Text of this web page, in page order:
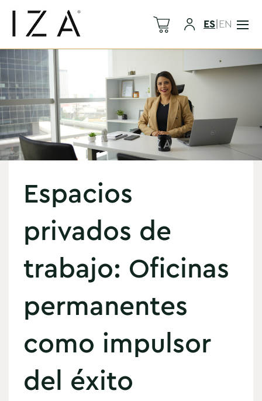
ES|EN
Espacios
privados de
trabajo: Oficinas
permanentes
como impulsor
del éxito